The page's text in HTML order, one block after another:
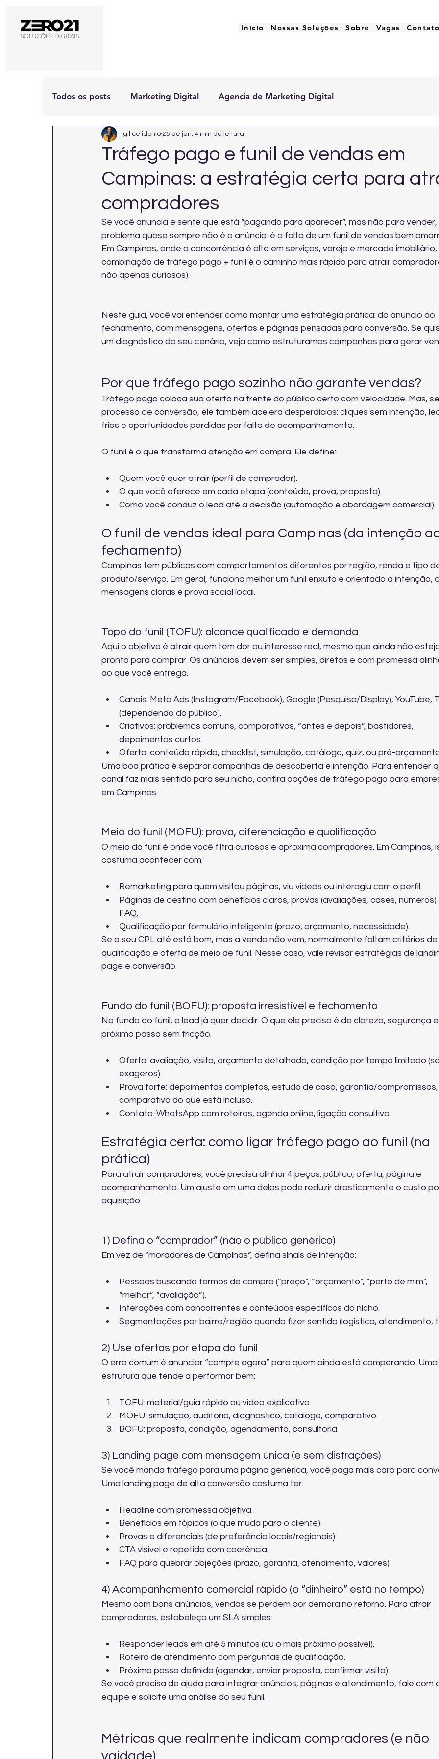
Início Nossas Soluções Sobre Vagas
Todos os posts Marketing Digital Agencia de Marketing Digital
Tráfego pago e funil de vendas em
Campinas: a estratégia certa para
compradores
gil celidonio 25 de jan. 4 min de leitura
Se você anuncia e sente que está “pagando para aparecer”, mas não para
problema quase sempre não é o anúncio: é a falta de um funil de vendas bem
Em Campinas, onde a concorrência é alta em serviços, varejo e mercado
combinação de tráfego pago + funil é o caminho mais rápido para atrair
não apenas curiosos).
Neste guia, você vai entender como montar uma estratégia prática: do anúncio ao
fechamento, com mensagens, ofertas e páginas pensadas para conversão. Se
um diagnóstico do seu cenário, veja como estruturamos campanhas para gerar
Por que tráfego pago sozinho não garante vendas?
Tráfego pago coloca sua oferta na frente do público certo com velocidade. Mas,
processo de conversão, ele também acelera desperdícios: cliques sem intenção,
frios e oportunidades perdidas por falta de acompanhamento.
O funil é o que transforma atenção em compra. Ele define:
Quem você quer atrair (perfil de comprador).
O que você oferece em cada etapa (conteúdo, prova, proposta).
Como você conduz o lead até a decisão (automação e abordagem comercial).
O funil de vendas ideal para Campinas (da intenção
fechamento)
Campinas tem públicos com comportamentos diferentes por região, renda e tipo
produto/serviço. Em geral, funciona melhor um funil enxuto e orientado a intenção,
mensagens claras e prova social local.
Topo do funil (TOFU): alcance qualificado e demanda
Aqui o objetivo é atrair quem tem dor ou interesse real, mesmo que ainda não
pronto para comprar. Os anúncios devem ser simples, diretos e com promessa
ao que você entrega.
Canais: Meta Ads (Instagram/Facebook), Google (Pesquisa/Display), YouTube,
(dependendo do público).
Criativos: problemas comuns, comparativos, “antes e depois”, bastidores,
depoimentos curtos.
Oferta: conteúdo rápido, checklist, simulação, catálogo, quiz, ou pré-
Uma boa prática é separar campanhas de descoberta e intenção. Para entender
canal faz mais sentido para seu nicho, confira opções de tráfego pago para
em Campinas.
Meio do funil (MOFU): prova, diferenciação e qualificação
O meio do funil é onde você filtra curiosos e aproxima compradores. Em Campinas,
costuma acontecer com:
Remarketing para quem visitou páginas, viu vídeos ou interagiu com o perfil.
Páginas de destino com benefícios claros, provas (avaliações, cases,
FAQ.
Qualificação por formulário inteligente (prazo, orçamento, necessidade).
Se o seu CPL até está bom, mas a venda não vem, normalmente faltam critérios de
qualificação e oferta de meio de funil. Nesse caso, vale revisar estratégias de
page e conversão.
Fundo do funil (BOFU): proposta irresistível e fechamento
No fundo do funil, o lead já quer decidir. O que ele precisa é de clareza, segurança
próximo passo sem fricção.
Oferta: avaliação, visita, orçamento detalhado, condição por tempo limitado
exageros).
Prova forte: depoimentos completos, estudo de caso, garantia/
comparativo do que está incluso.
Contato: WhatsApp com roteiros, agenda online, ligação consultiva.
Estratégia certa: como ligar tráfego pago ao funil (na
prática)
Para atrair compradores, você precisa alinhar 4 peças: público, oferta, página e
acompanhamento. Um ajuste em uma delas pode reduzir drasticamente o custo
aquisição.
1) Defina o “comprador” (não o público genérico)
Em vez de “moradores de Campinas”, defina sinais de intenção:
Pessoas buscando termos de compra (“preço”, “orçamento”, “perto de mim”,
“melhor”, “avaliação”).
Interações com concorrentes e conteúdos específicos do nicho.
Segmentações por bairro/região quando fizer sentido (logística, atendimento,
2) Use ofertas por etapa do funil
O erro comum é anunciar “compre agora” para quem ainda está comparando. Uma
estrutura que tende a performar bem:
TOFU: material/guia rápido ou vídeo explicativo.
MOFU: simulação, auditoria, diagnóstico, catálogo, comparativo.
BOFU: proposta, condição, agendamento, consultoria.
3) Landing page com mensagem única (e sem distrações)
Se você manda tráfego para uma página genérica, você paga mais caro para
Uma landing page de alta conversão costuma ter:
Headline com promessa objetiva.
Benefícios em tópicos (o que muda para o cliente).
Provas e diferenciais (de preferência locais/regionais).
CTA visível e repetido com coerência.
FAQ para quebrar objeções (prazo, garantia, atendimento, valores).
4) Acompanhamento comercial rápido (o “dinheiro” está no tempo)
Mesmo com bons anúncios, vendas se perdem por demora no retorno. Para atrair
compradores, estabeleça um SLA simples:
Responder leads em até 5 minutos (ou o mais próximo possível).
Roteiro de atendimento com perguntas de qualificação.
Próximo passo definido (agendar, enviar proposta, confirmar visita).
Se você precisa de ajuda para integrar anúncios, páginas e atendimento, fale com
equipe e solicite uma análise do seu funil.
Métricas que realmente indicam compradores (e não
vaidade)